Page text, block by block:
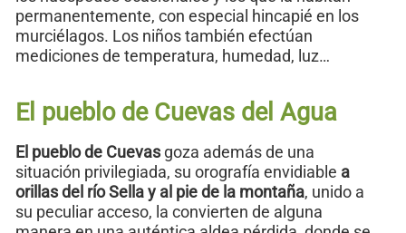
permanentemente, con especial hincapié en los
murciélagos. Los niños también efectúan
mediciones de temperatura, humedad, luz…
El pueblo de Cuevas del Agua
El pueblo de Cuevasgoza además de una
situación privilegiada, su orografía envidiable a
orillas del río Sella y al pie de la montaña, unido a
su peculiar acceso, la convierten de alguna